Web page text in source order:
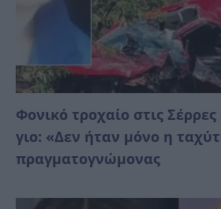
Φονικό τροχαίο στις
γιο: «Δεν ήταν μόνο η
πραγματογνώμονας